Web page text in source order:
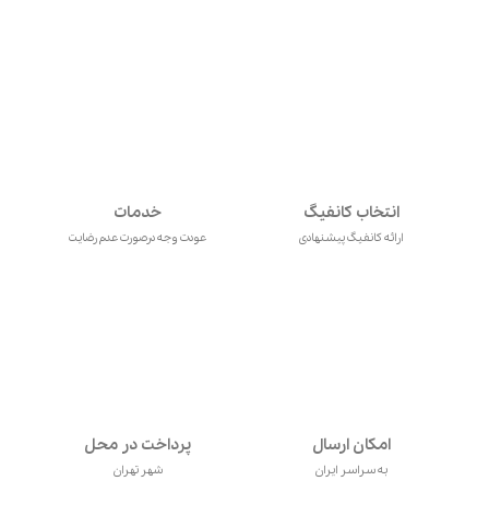
انتخاب کانفیگ
ارائه کانفیگ پیشنهادی
خدمات
عودت وجه درصورت عدم رضایت
امکان ارسال
به سراسر ایران
پرداخت در محل
شهر تهران